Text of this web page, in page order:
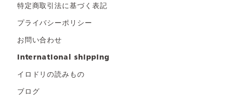
特定商取引法に基づく表記
プライバシーポリシー
お問い合わせ
international shipping
イロドリの読みもの
ブログ